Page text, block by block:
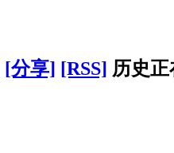
[分享] [RSS] 历史